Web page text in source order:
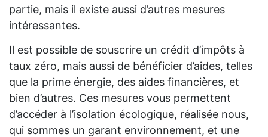
partie, mais il existe aussi d’autres mesures
intéressantes.
Il est possible de souscrire un crédit d’impôts à
taux zéro, mais aussi de bénéficier d’aides, telles
que la prime énergie, des aides financières, et
bien d’autres. Ces mesures vous permettent
d’accéder à l’isolation écologique, réalisée nous,
qui sommes un garant environnement, et une